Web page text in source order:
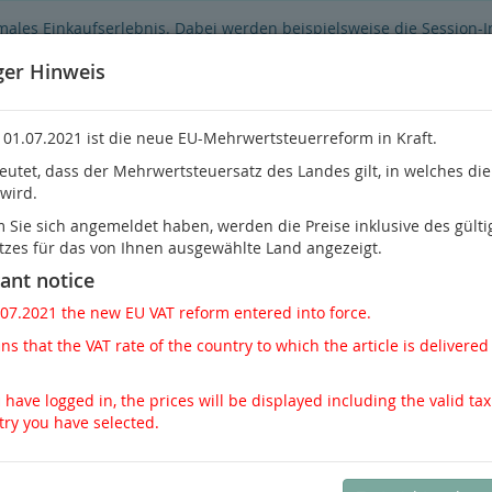
Einkaufserlebnis. Dabei werden beispielsweise die
des Online-Shops eingeschränkt.
Nephrologie
Hinweis
ist die neue EU-Mehrwertsteuerreform in Kraft.
dass der Mehrwertsteuersatz des Landes gilt, in welches
Sie sich angemeldet haben, werden die Preise inklusive des
für das von Ihnen ausgewählte Land angezeigt.
notice
the new EU VAT reform entered into force.
that the VAT rate of the country to which the article is
have logged in, the prices will be displayed including the valid
you have selected.
Galerie zweispaltig